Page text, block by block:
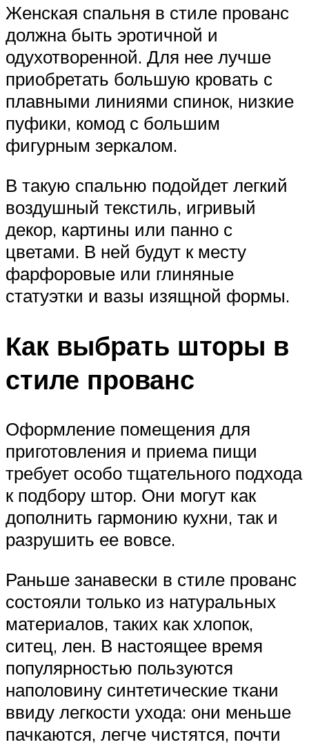
Женская спальня в стиле прованс
должна быть эротичной и
одухотворенной. Для нее лучше
приобретать большую кровать с
плавными линиями спинок, низкие
пуфики, комод с большим
фигурным зеркалом.
В такую спальню подойдет легкий
воздушный текстиль, игривый
декор, картины или панно с
цветами. В ней будут к месту
фарфоровые или глиняные
статуэтки и вазы изящной формы.
Как выбрать шторы в
стиле прованс
Оформление помещения для
приготовления и приема пищи
требует особо тщательного подхода
к подбору штор. Они могут как
дополнить гармонию кухни, так и
разрушить ее вовсе.
Раньше занавески в стиле прованс
состояли только из натуральных
материалов, таких как хлопок,
ситец, лен. В настоящее время
популярностью пользуются
наполовину синтетические ткани
ввиду легкости ухода: они меньше
пачкаются, легче чистятся, почти